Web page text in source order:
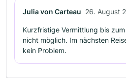
Julia von Carteau 26. August
Kurzfristige Vermittlung bis
nicht möglich. Im nächsten
kein Problem.